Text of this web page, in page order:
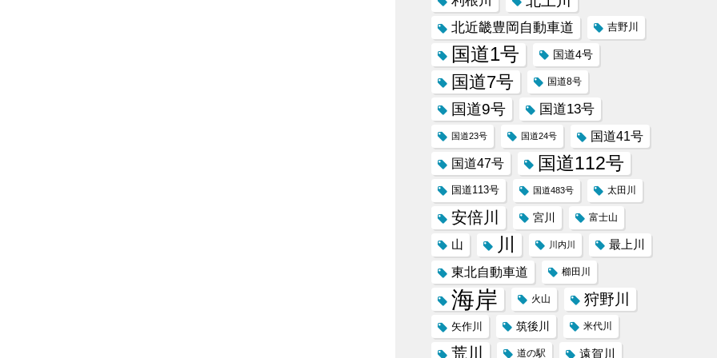
北近畿豊岡自動車道 吉野川
国道1号 国道4号
国道7号 国道8号
国道9号 国道13号
国道23号 国道24号 国道41号
国道47号 国道112号
国道113号 国道483号 太田川
安倍川 宮川 富士山
山 川 川内川 最上川
東北自動車道 櫛田川
海岸 火山 狩野川
矢作川 筑後川 米代川
荒川 道の駅 遠賀川